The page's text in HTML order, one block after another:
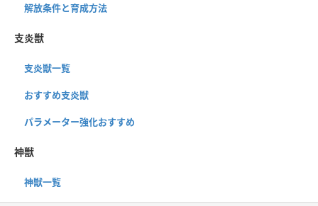
解放条件と育成方法
支炎獣
支炎獣一覧
おすすめ支炎獣
パラメーター強化おすすめ
神獣
神獣一覧